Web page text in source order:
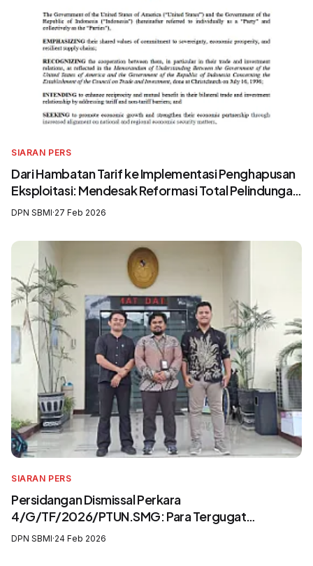
SIARAN PERS
Dari Hambatan Tarif ke Implementasi Penghapusan
Eksploitasi: Mendesak Reformasi Total Pelindungan
Awak Kapal Perikanan
DPN SBMI·27 Feb 2026
SIARAN PERS
Persidangan Dismissal Perkara
4/G/TF/2026/PTUN.SMG: Para Tergugat
Mengingkari SIP3MI dan Mengabaikan UU
DPN SBMI·24 Feb 2026